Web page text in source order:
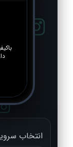
انتخاب